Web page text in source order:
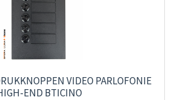
VIDEO PARLOFONIE
END BTICINO